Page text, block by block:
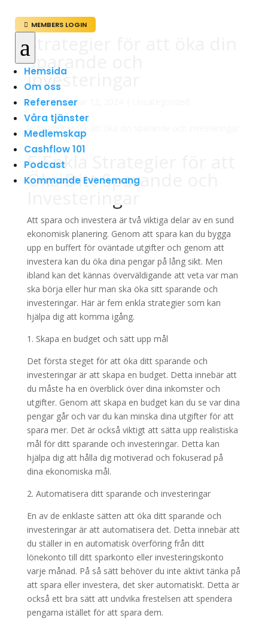
 MEMBERS LOGIN
a
Hemsida
Om oss
Referenser
Våra tjänster
Medlemskap
Cashflow 101
Podcast
Kommande Evenemang
Strategier för att öka din
sparande och
investeringar
avadmin|mar 12, 2024
5 Enkla Strategier för att
Öka Ditt Sparande och
Att spara och investera är två viktiga delar av en sund
ekonomisk planering. Genom att spara kan du bygga
upp en buffert för oväntade utgifter och genom att
investera kan du öka dina pengar på lång sikt. Men
ibland kan det kännas överväldigande att veta var man
ska börja eller hur man ska öka sitt sparande och
investeringar. Här är fem enkla strategier som kan
hjälpa dig att komma igång.
1. Skapa en budget och sätt upp mål
Det första steget för att öka ditt sparande och
investeringar är att skapa en budget. Detta innebär att
du måste ha en överblick över dina inkomster och
utgifter. Genom att skapa en budget kan du se var dina
pengar går och var du kan minska dina utgifter för att
spara mer. Det är också viktigt att sätta upp realistiska
mål för ditt sparande och investeringar. Detta kan
hjälpa dig att hålla dig motiverad och fokuserad på
dina ekonomiska mål.
2. Automatisera ditt sparande och investeringar
En av de enklaste sätten att öka ditt sparande och
investeringar är att automatisera det. Detta innebär att
du ställer in en automatisk överföring från ditt
lönekonto till ditt sparkonto eller investeringskonto
varje månad. På så sätt behöver du inte aktivt tänka på
att spara eller investera, det sker automatiskt. Detta är
också ett bra sätt att undvika frestelsen att spendera
pengarna istället för att spara dem.